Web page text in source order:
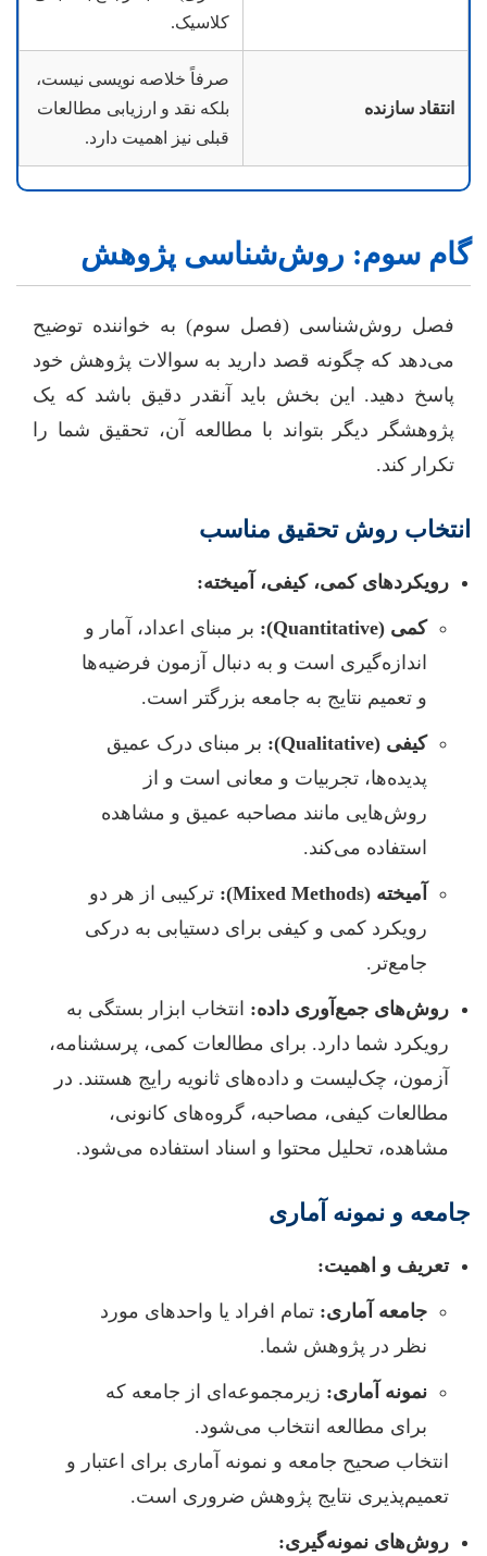
کلاسیک.
انتقاد سازنده
صرفاً خلاصه نویسی نیست،
بلکه نقد و ارزیابی مطالعات
قبلی نیز اهمیت دارد.
گام سوم: روش‌شناسی پژوهش
فصل روش‌شناسی (فصل سوم) به خواننده توضیح
می‌دهد که چگونه قصد دارید به سوالات پژوهش خود
پاسخ دهید. این بخش باید آنقدر دقیق باشد که یک
پژوهشگر دیگر بتواند با مطالعه آن، تحقیق شما را
تکرار کند.
انتخاب روش تحقیق مناسب
رویکردهای کمی، کیفی، آمیخته:
کمی (Quantitative):
بر مبنای اعداد، آمار و
اندازه‌گیری است و به دنبال آزمون فرضیه‌ها
و تعمیم نتایج به جامعه بزرگتر است.
کیفی (Qualitative):
بر مبنای درک عمیق
پدیده‌ها، تجربیات و معانی است و از
روش‌هایی مانند مصاحبه عمیق و مشاهده
استفاده می‌کند.
آمیخته (Mixed Methods):
ترکیبی از هر دو
رویکرد کمی و کیفی برای دستیابی به درکی
جامع‌تر.
روش‌های جمع‌آوری داده: انتخاب ابزار بستگی به
رویکرد شما دارد. برای مطالعات کمی، پرسشنامه،
آزمون، چک‌لیست و داده‌های ثانویه رایج هستند. در
مطالعات کیفی، مصاحبه، گروه‌های کانونی،
مشاهده، تحلیل محتوا و اسناد استفاده می‌شود.
جامعه و نمونه آماری
تعریف و اهمیت:
جامعه آماری: تمام افراد یا واحدهای مورد
نظر در پژوهش شما.
نمونه آماری: زیرمجموعه‌ای از جامعه که
برای مطالعه انتخاب می‌شود.
انتخاب صحیح جامعه و نمونه آماری برای اعتبار و
تعمیم‌پذیری نتایج پژوهش ضروری است.
روش‌های نمونه‌گیری: